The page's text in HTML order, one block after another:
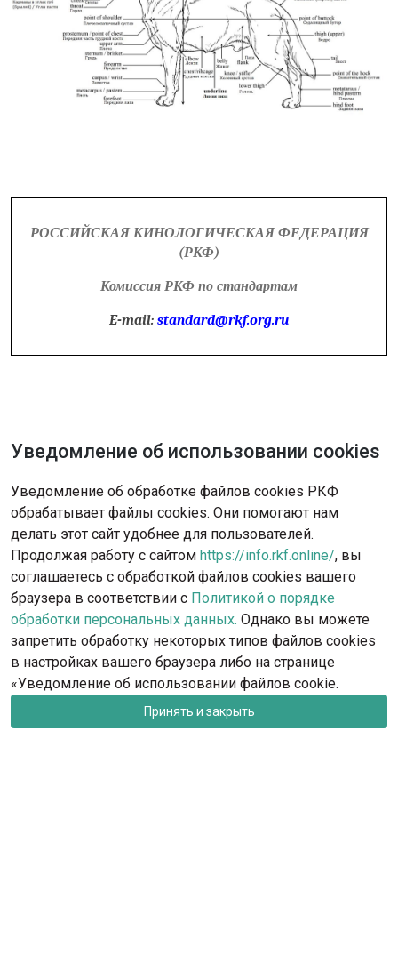
РОССИЙСКАЯ КИНОЛОГИЧЕСКАЯ ФЕДЕРАЦИЯ
(РКФ)
Комиссия РКФ по стандартам
E-mail: standard@rkf.org.ru
Опишите ситуацию - наша команда
с радостью поможет вам.
Обратиться в поддержку
Уведомление об использовании cookies
Уведомление об обработке файлов cookies РКФ
обрабатывает файлы cookies. Они помогают нам
делать этот сайт удобнее для пользователей.
Продолжая работу с сайтом https://info.rkf.online/, вы
соглашаетесь с обработкой файлов cookies вашего
браузера в соответствии с Политикой о порядке
обработки персональных данных. Однако вы можете
запретить обработку некоторых типов файлов cookies
в настройках вашего браузера либо на странице
«Уведомление об использовании файлов cookie.
Принять и закрыть